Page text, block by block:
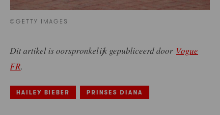
©GETTY IMAGES
Dit artikel is oorspronkelijk gepubliceerd door Vogue
FR.
HAILEY BIEBER PRINSES DIANA